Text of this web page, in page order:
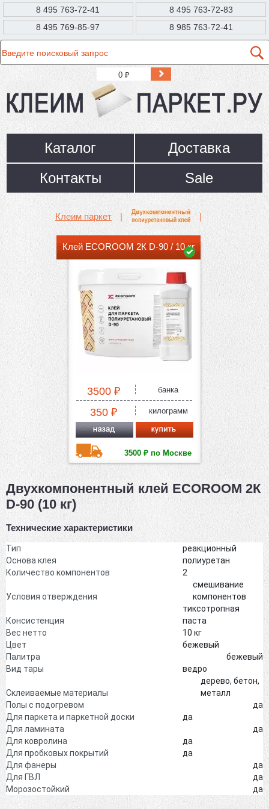
8 495 763-72-41
8 495 763-72-83
8 495 769-85-97
8 985 763-72-41
0₽
Каталог
Доставка
Контакты
Sale
Клеим паркет | |
Клей ECOROOM 2К D-90 / 10 кг
3500 ₽ банка
350 ₽ килограмм
3500 ₽ по Москве
Двухкомпонентный клей ECOROOM 2К
D-90 (10 кг)
Технические характеристики
Тип
реакционный
Основа клея
полиуретан
Количество компонентов
2
Условия отверждения
смешивание
компонентов
Консистенция
тиксотропная
паста
Вес нетто
10 кг
Цвет
бежевый
Палитра
бежевый
Вид тары
ведро
Склеиваемые материалы
дерево, бетон,
металл
Полы с подогревом
да
Для паркета и паркетной доски
да
Для ламината
да
Для ковролина
да
Для пробковых покрытий
да
Для фанеры
да
Для ГВЛ
да
Морозостойкий
да